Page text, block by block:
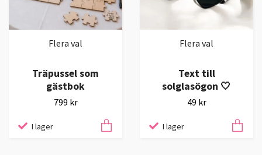
Flera val
Träpussel som
gästbok
799 kr
I lager
Flera val
Text till
solglasögon 🤍
49 kr
I lager